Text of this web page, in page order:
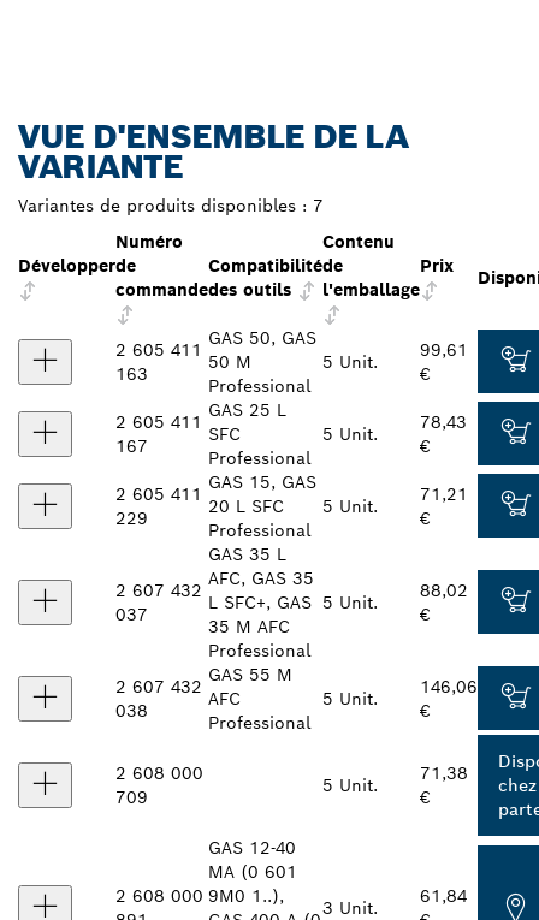
VUE D'ENSEMBLE DE LA
VARIANTE
Variantes de produits disponibles : 7
Développer
Numéro
de
commande
Compatibilité
des outils
Contenu
de
l'emballage
Prix
2 605 411
163
GAS 50, GAS
50 M
Professional
5 Unit.
99,61
€
2 605 411
167
GAS 25 L
SFC
Professional
5 Unit.
78,43
€
2 605 411
229
GAS 15, GAS
20 L SFC
Professional
5 Unit.
71,21
€
2 607 432
037
GAS 35 L
AFC, GAS 35
L SFC+, GAS
35 M AFC
Professional
5 Unit.
88,02
€
2 607 432
038
GAS 55 M
AFC
Professional
5 Unit.
146,06
€
2 608 000
709
5 Unit.
71,38
€
2 608 000
GAS 12-40
MA (0 601
9M0 1..),
3 Unit.
61,84